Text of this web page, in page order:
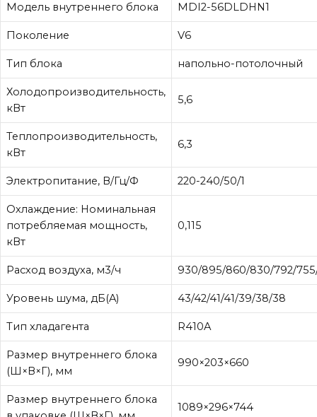
Модель внутреннего блока MDI2-56DLDHN1
Поколение V6
Тип блока напольно-потолочный
Холодопроизводительность,
кВт
5,6
Теплопроизводительность,
кВт
6,3
Электропитание, В/Гц/Ф 220-240/50/1
Охлаждение: Номинальная
потребляемая мощность,
кВт
0,115
Расход воздуха, м3/ч 930/895/860/830/792/
Уровень шума, дБ(A) 43/42/41/41/39/38/38
Тип хладагента R410A
Размер внутреннего блока
(Ш×В×Г), мм
990×203×660
Размер внутреннего блока
1089×296×744